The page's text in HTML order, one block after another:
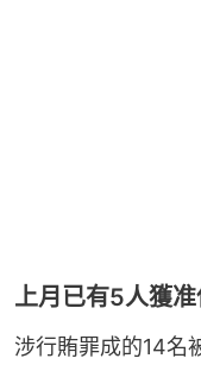
上月已有5人獲
涉行賄罪成的14名